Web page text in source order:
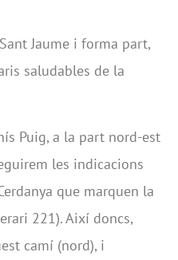
Jaume i forma part,
saludables de la
Puig, a la part nord-est
les indicacions
que marquen la
221). Així doncs,
camí (nord), i